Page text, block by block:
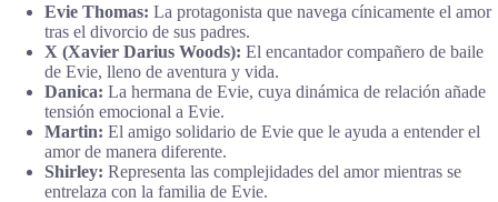
Evie Thomas: La protagonista que navega cínicamente el amor
tras el divorcio de sus padres.
X (Xavier Darius Woods): El encantador compañero de baile
de Evie, lleno de aventura y vida.
Danica: La hermana de Evie, cuya dinámica de relación añade
tensión emocional a Evie.
Martin: El amigo solidario de Evie que le ayuda a entender el
amor de manera diferente.
Shirley: Representa las complejidades del amor mientras se
entrelaza con la familia de Evie.